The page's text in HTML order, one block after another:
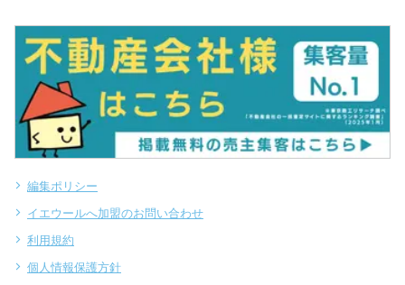
編集ポリシー
イエウールへ加盟のお問い合わせ
利用規約
個人情報保護方針